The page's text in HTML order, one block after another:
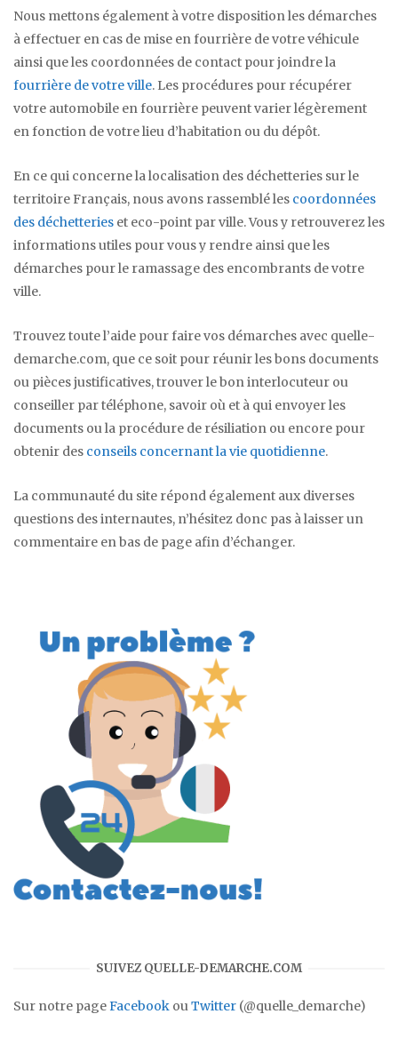
Nous mettons également à votre disposition les démarches
à effectuer en cas de mise en fourrière de votre véhicule
ainsi que les coordonnées de contact pour joindre la
fourrière de votre ville. Les procédures pour récupérer
votre automobile en fourrière peuvent varier légèrement
en fonction de votre lieu d’habitation ou du dépôt.
En ce qui concerne la localisation des déchetteries sur le
territoire Français, nous avons rassemblé les coordonnées
des déchetteries et eco-point par ville. Vous y retrouverez les
informations utiles pour vous y rendre ainsi que les
démarches pour le ramassage des encombrants de votre
ville.
Trouvez toute l’aide pour faire vos démarches avec quelle-
demarche.com, que ce soit pour réunir les bons documents
ou pièces justificatives, trouver le bon interlocuteur ou
conseiller par téléphone, savoir où et à qui envoyer les
documents ou la procédure de résiliation ou encore pour
obtenir des conseils concernant la vie quotidienne.
La communauté du site répond également aux diverses
questions des internautes, n’hésitez donc pas à laisser un
commentaire en bas de page afin d’échanger.
SUIVEZ QUELLE-DEMARCHE.COM
Sur notre pageFacebook ouTwitter (@quelle_demarche)